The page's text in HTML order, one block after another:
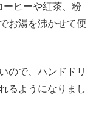
ーヒーや紅茶、粉
お湯を沸かせて便
ので、ハンドドリ
るようになりまし